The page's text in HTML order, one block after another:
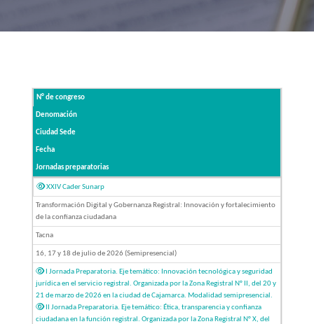
N° de congreso
Denomación
Ciudad Sede
Fecha
Jornadas preparatorias
XXIV Cader Sunarp
Transformación Digital y Gobernanza Registral: Innovación y fortalecimiento
de la confianza ciudadana
Tacna
16, 17 y 18 de julio de 2026 (Semipresencial)
I Jornada Preparatoria. Eje temático: Innovación tecnológica y seguridad
jurídica en el servicio registral. Organizada por la Zona Registral N° II, del 20 y
21 de marzo de 2026 en la ciudad de Cajamarca. Modalidad semipresencial.
II Jornada Preparatoria. Eje temático: Ética, transparencia y confianza
ciudadana en la función registral. Organizada por la Zona Registral N° X, del